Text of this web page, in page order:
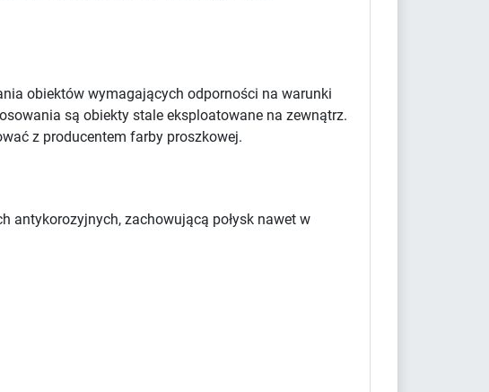
obiektów wymagających odporności na warunki
są obiekty stale eksploatowane na zewnątrz.
z producentem farby proszkowej.
antykorozyjnych, zachowującą połysk nawet w